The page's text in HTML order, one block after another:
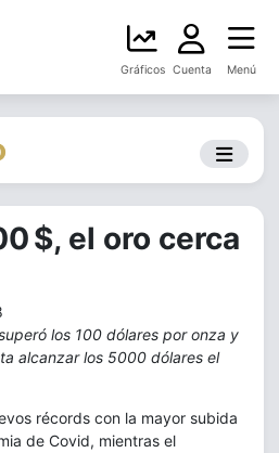
Gráficos Cuenta Menú
$, el oro cerca
los 100 dólares por onza y
alcanzar los 5000 dólares el
récords con la mayor subida
de Covid, mientras el